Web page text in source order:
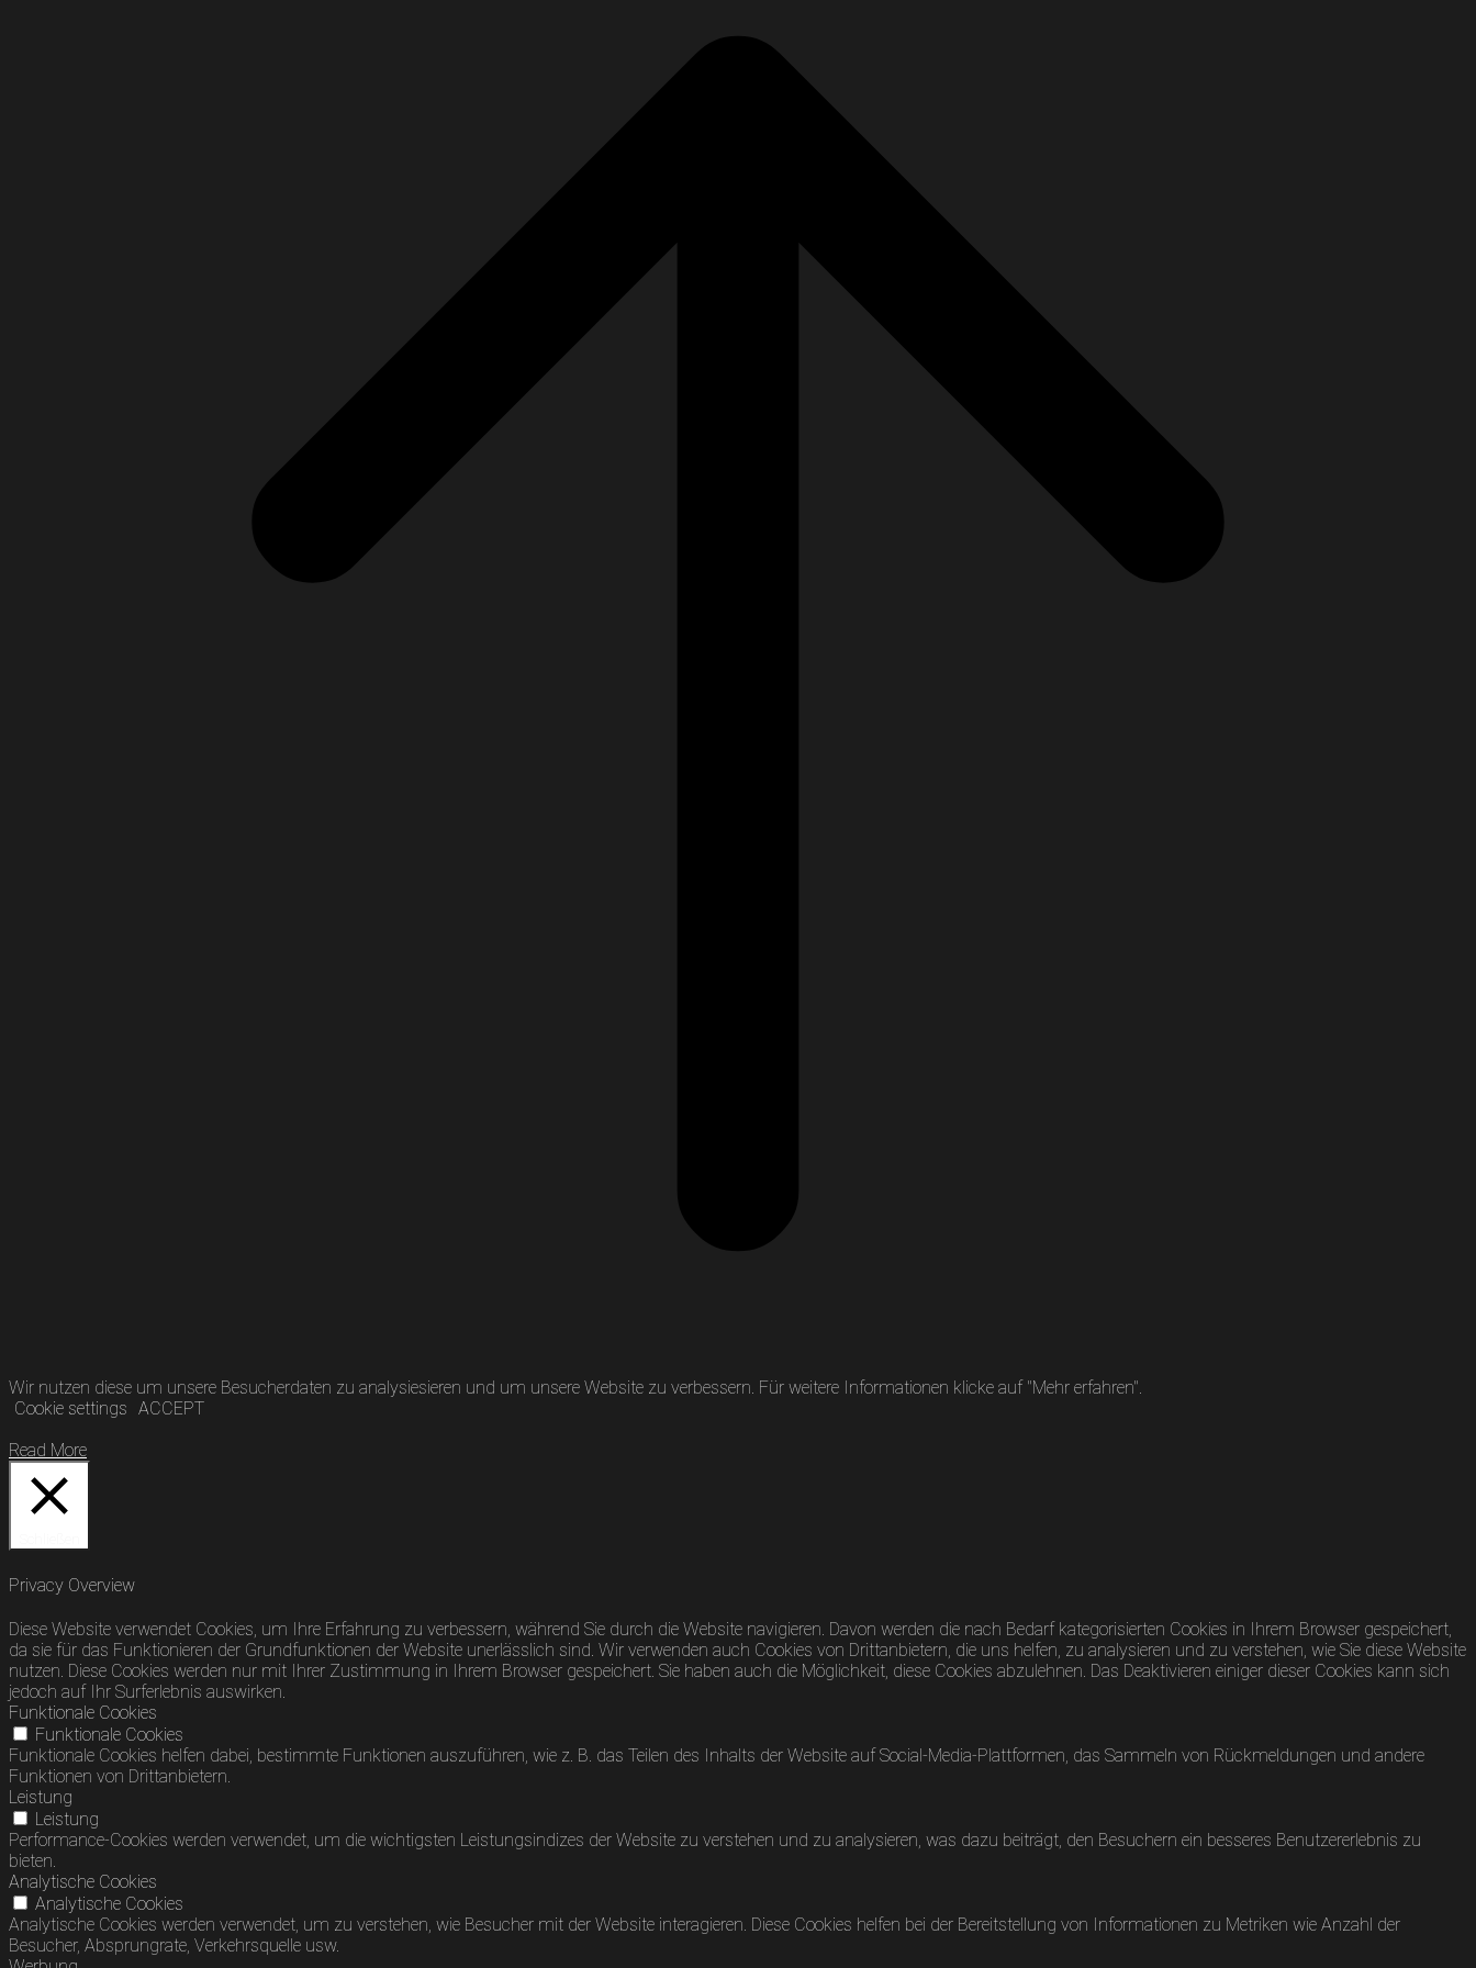
Wir nutzen diese um unsere Besucherdaten zu analysiesieren und um unsere Website zu verbessern. Für weitere Informationen klicke auf "Mehr erfahren".
Cookie settings ACCEPT
Read More
Privacy Overview
Diese Website verwendet Cookies, um Ihre Erfahrung zu verbessern, während Sie durch die Website navigieren. Davon werden die nach Bedarf kategorisierten Cookies in Ihrem Browser gespeichert,
da sie für das Funktionieren der Grundfunktionen der Website unerlässlich sind. Wir verwenden auch Cookies von Drittanbietern, die uns helfen, zu analysieren und zu verstehen, wie Sie diese Website
nutzen. Diese Cookies werden nur mit Ihrer Zustimmung in Ihrem Browser gespeichert. Sie haben auch die Möglichkeit, diese Cookies abzulehnen. Das Deaktivieren einiger dieser Cookies kann sich
jedoch auf Ihr Surferlebnis auswirken.
Funktionale Cookies
Funktionale Cookies
Funktionale Cookies helfen dabei, bestimmte Funktionen auszuführen, wie z. B. das Teilen des Inhalts der Website auf Social-Media-Plattformen, das Sammeln von Rückmeldungen und andere
Funktionen von Drittanbietern.
Leistung
Leistung
Performance-Cookies werden verwendet, um die wichtigsten Leistungsindizes der Website zu verstehen und zu analysieren, was dazu beiträgt, den Besuchern ein besseres Benutzererlebnis zu
bieten.
Analytische Cookies
Analytische Cookies
Analytische Cookies werden verwendet, um zu verstehen, wie Besucher mit der Website interagieren. Diese Cookies helfen bei der Bereitstellung von Informationen zu Metriken wie Anzahl der
Besucher, Absprungrate, Verkehrsquelle usw.